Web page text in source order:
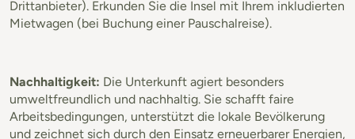
Drittanbieter). Erkunden Sie die Insel mit Ihrem inkludierten
Mietwagen (bei Buchung einer Pauschalreise).
Nachhaltigkeit: Die Unterkunft agiert besonders
umweltfreundlich und nachhaltig. Sie schafft faire
Arbeitsbedingungen, unterstützt die lokale Bevölkerung
und zeichnet sich durch den Einsatz erneuerbarer Energien,